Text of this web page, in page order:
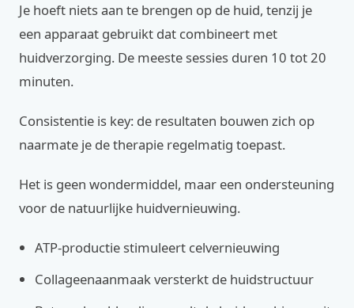
Je hoeft niets aan te brengen op de huid, tenzij je
een apparaat gebruikt dat combineert met
huidverzorging. De meeste sessies duren 10 tot 20
minuten.
Consistentie is key: de resultaten bouwen zich op
naarmate je de therapie regelmatig toepast.
Het is geen wondermiddel, maar een ondersteuning
voor de natuurlijke huidvernieuwing.
ATP-productie stimuleert celvernieuwing
Collageenaanmaak versterkt de huidstructuur